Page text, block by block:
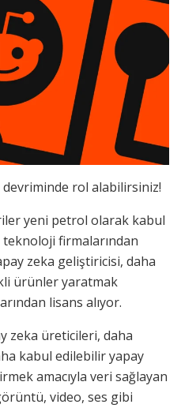
rol alabilirsiniz!
yeni petrol olarak kabul
firmalarından
zeka geliştiricisi, daha
ürünler yaratmak
lisans alıyor.
zeka üreticileri, daha
kabul edilebilir yapay
amacıyla veri sağlayan
video, ses gibi